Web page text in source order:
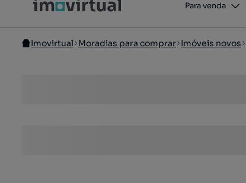
Para venda
Imovirtual Moradias para comprar Imóveis novos